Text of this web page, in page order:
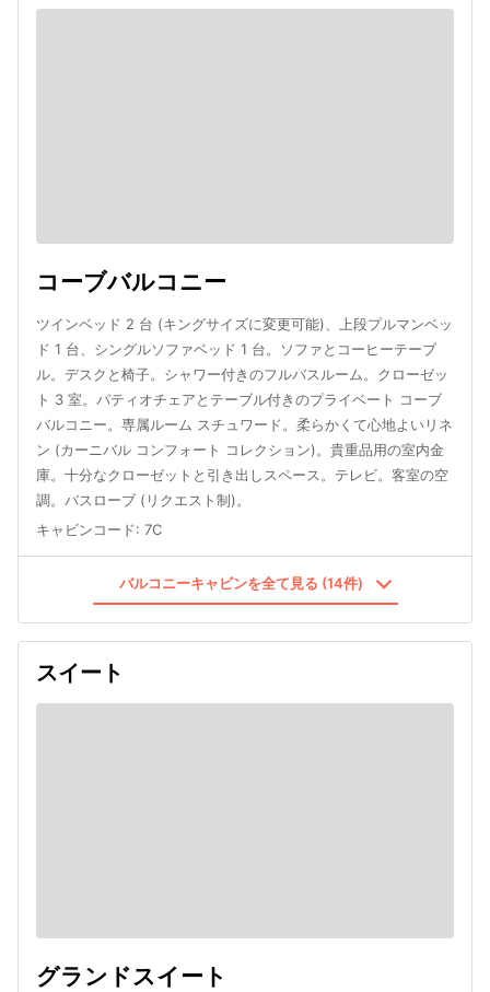
コーブバルコニー
ツインベッド 2 台 (キングサイズに変更可能)、上段プルマンベッ
ド 1 台、シングルソファベッド 1 台。ソファとコーヒーテーブ
ル。デスクと椅子。シャワー付きのフルバスルーム。クローゼッ
ト 3 室。パティオチェアとテーブル付きのプライベート コーブ
バルコニー。専属ルーム スチュワード。柔らかくて心地よいリネ
ン (カーニバル コンフォート コレクション)。貴重品用の室内金
庫。十分なクローゼットと引き出しスペース。テレビ。客室の空
調。バスローブ (リクエスト制)。
キャビンコード: 7C
バルコニーキャビンを全て見る (14件)
スイート
グランドスイート